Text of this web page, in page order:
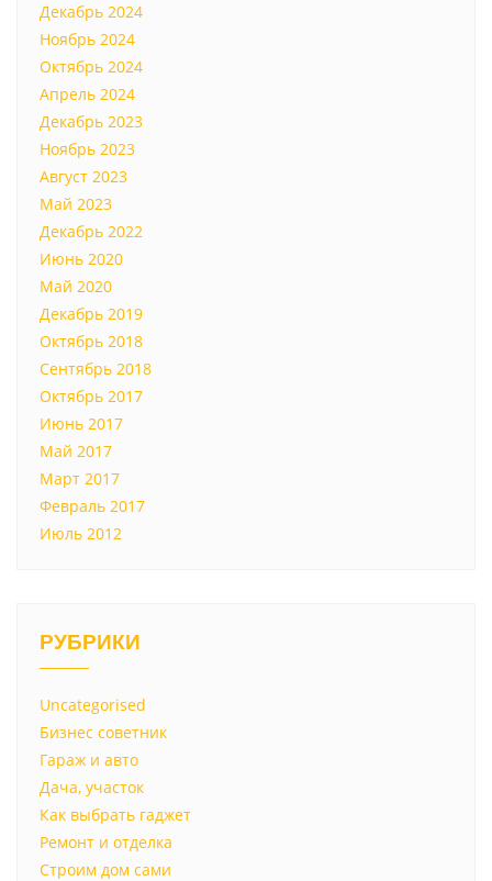
Декабрь 2024
Ноябрь 2024
Октябрь 2024
Апрель 2024
Декабрь 2023
Ноябрь 2023
Август 2023
Май 2023
Декабрь 2022
Июнь 2020
Май 2020
Декабрь 2019
Октябрь 2018
Сентябрь 2018
Октябрь 2017
Июнь 2017
Май 2017
Март 2017
Февраль 2017
Июль 2012
РУБРИКИ
Uncategorised
Бизнес советник
Гараж и авто
Дача, участок
Как выбрать гаджет
Ремонт и отделка
Строим дом сами